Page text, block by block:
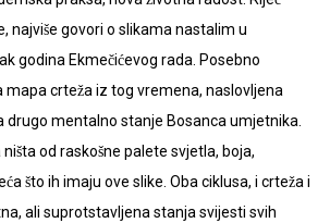
najviše govori o slikama nastalim u
godina Ekmečićevog rada. Posebno
mapa crteža iz tog vremena, naslovljena
drugo mentalno stanje Bosanca umjetnika.
od raskošne palete svjetla, boja,
što ih imaju ove slike. Oba ciklusa, i crteža i
ali suprotstavljena stanja svijesti svih